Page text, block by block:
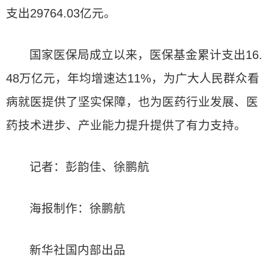
支出29764.03亿元。
国家医保局成立以来，医保基金累计支出16.
48万亿元，年均增速达11%，为广大人民群众看
病就医提供了坚实保障，也为医药行业发展、医
药技术进步、产业能力提升提供了有力支持。
记者：彭韵佳、徐鹏航
海报制作：徐鹏航
新华社国内部出品